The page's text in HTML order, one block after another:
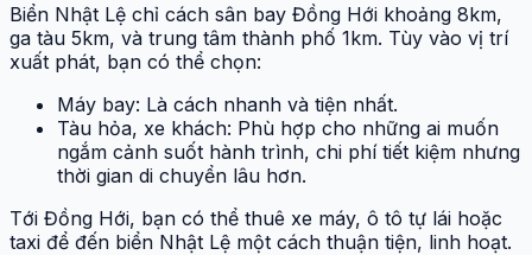
Biển Nhật Lệ chỉ cách sân bay Đồng Hới khoảng 8km,
ga tàu 5km, và trung tâm thành phố 1km. Tùy vào vị trí
xuất phát, bạn có thể chọn:
Máy bay: Là cách nhanh và tiện nhất.
Tàu hỏa, xe khách: Phù hợp cho những ai muốn
ngắm cảnh suốt hành trình, chi phí tiết kiệm nhưng
thời gian di chuyển lâu hơn.
Tới Đồng Hới, bạn có thể thuê xe máy, ô tô tự lái hoặc
taxi để đến biển Nhật Lệ một cách thuận tiện, linh hoạt.